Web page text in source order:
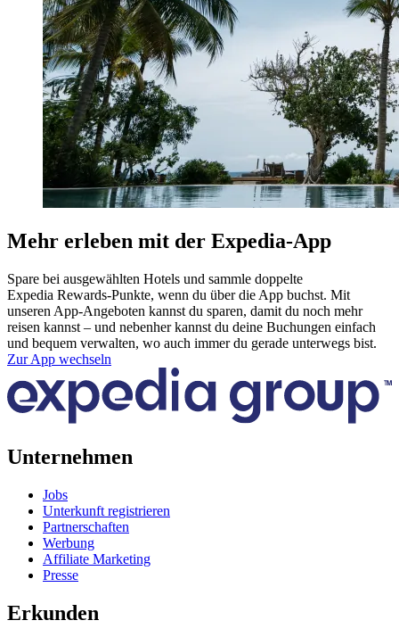
Mehr erleben mit der Expedia-App
Spare bei ausgewählten Hotels und sammle doppelte
Expedia Rewards-Punkte, wenn du über die App buchst. Mit
unseren App-Angeboten kannst du sparen, damit du noch mehr
reisen kannst – und nebenher kannst du deine Buchungen einfach
und bequem verwalten, wo auch immer du gerade unterwegs bist.
Zur App wechseln
Unternehmen
Jobs
Unterkunft registrieren
Partnerschaften
Werbung
Affiliate Marketing
Presse
Erkunden